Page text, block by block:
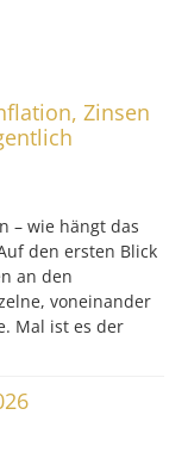
Zinsen
– wie hängt das
den ersten Blick
an den
voneinander
Mal ist es der